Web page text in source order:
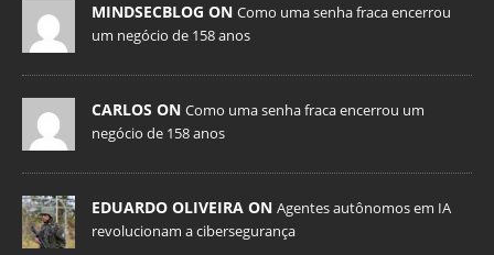
MINDSECBLOG ON Como uma senha fraca encerrou
um negócio de 158 anos
CARLOS ON Como uma senha fraca encerrou um
negócio de 158 anos
EDUARDO OLIVEIRA ON Agentes autônomos em IA
revolucionam a cibersegurança